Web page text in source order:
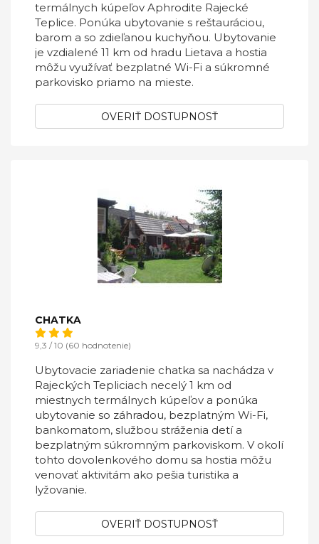
termálnych kúpeľov Aphrodite Rajecké
Teplice. Ponúka ubytovanie s reštauráciou,
barom a so zdieľanou kuchyňou. Ubytovanie
je vzdialené 11 km od hradu Lietava a hostia
môžu využívať bezplatné Wi-Fi a súkromné
parkovisko priamo na mieste.
OVERIŤ DOSTUPNOSŤ
CHATKA
9,3 / 10 (60 hodnotenie)
Ubytovacie zariadenie chatka sa nachádza v
Rajeckých Tepliciach necelý 1 km od
miestnych termálnych kúpeľov a ponúka
ubytovanie so záhradou, bezplatným Wi-Fi,
bankomatom, službou stráženia detí a
bezplatným súkromným parkoviskom. V okolí
tohto dovolenkového domu sa hostia môžu
venovať aktivitám ako pešia turistika a
lyžovanie.
OVERIŤ DOSTUPNOSŤ